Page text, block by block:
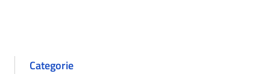
Categorie